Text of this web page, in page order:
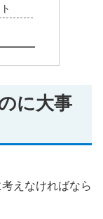
に大事
えなければなら